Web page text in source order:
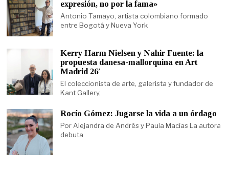
expresión, no por la fama»
Antonio Tamayo, artista colombiano formado
entre Bogotá y Nueva York
Kerry Harm Nielsen y Nahir Fuente: la
propuesta danesa-mallorquina en Art
Madrid 26′
El coleccionista de arte, galerista y fundador de
Kant Gallery,
Rocío Gómez: Jugarse la vida a un órdago
Por Alejandra de Andrés y Paula Macías La autora
debuta